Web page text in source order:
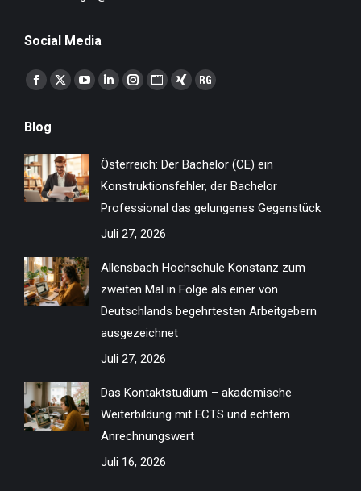
Social Media
Finden Sie uns auf:
Facebook
opens
in
new
window
X
in
new
window
YouTube
in
new
window
Linkedin
new
window
Instagram
new
window
Website
new
window
XING
new
window
ResearchGate
new
window
Blog
Österreich: Der Bachelor (CE) ein
Konstruktionsfehler, der Bachelor
Professional das gelungenes Gegenstück
Juli 27, 2026
Allensbach Hochschule Konstanz zum
zweiten Mal in Folge als einer von
Deutschlands begehrtesten Arbeitgebern
ausgezeichnet
Juli 27, 2026
Das Kontaktstudium – akademische
Weiterbildung mit ECTS und echtem
Anrechnungswert
Juli 16, 2026